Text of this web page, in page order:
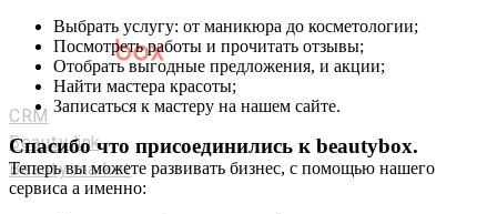
Мастерам и салонам
CRM
Beauty link
Beauty market
Приложение
Выбрать услугу: от маникюра до косметологии;
Посмотреть работы и прочитать отзывы;
Отобрать выгодные предложения, и акции;
Найти мастера красоты;
Записаться к мастеру на нашем сайте.
Спасибо что присоединились к beautybox.
Теперь вы можете развивать бизнес, с помощью нашего
сервиса а именно: